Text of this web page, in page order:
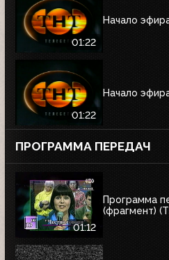
01:22
Начало
01:22
Начало
ПРОГРАММА ПЕРЕДАЧ
01:12
Программа
(фрагмент)